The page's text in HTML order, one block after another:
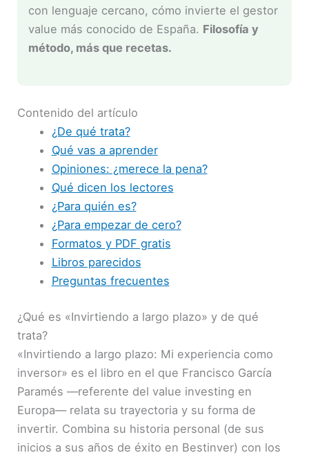
con lenguaje cercano, cómo invierte el gestor
value más conocido de España. Filosofía y
método, más que recetas.
Contenido del artículo
¿De qué trata?
Qué vas a aprender
Opiniones: ¿merece la pena?
Qué dicen los lectores
¿Para quién es?
¿Para empezar de cero?
Formatos y PDF gratis
Libros parecidos
Preguntas frecuentes
¿Qué es «Invirtiendo a largo plazo» y de qué
trata?
«Invirtiendo a largo plazo: Mi experiencia como
inversor» es el libro en el que Francisco García
Paramés —referente del value investing en
Europa— relata su trayectoria y su forma de
invertir. Combina su historia personal (de sus
inicios a sus años de éxito en Bestinver) con los